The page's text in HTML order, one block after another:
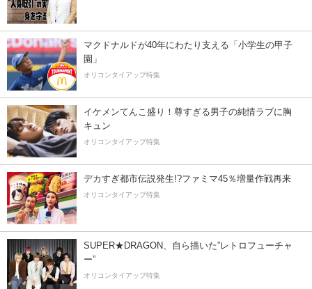
マクドナルドが40年にわたり支える「小学生の甲子
園」
オリコンタイアップ特集
イケメンてんこ盛り！尊すぎる男子の純情ラブに胸
キュン
オリコンタイアップ特集
デカすぎ都市伝説発生!?ファミマ45％増量作戦再来
オリコンタイアップ特集
SUPER★DRAGON、自ら描いた”レトロフューチャ
ー”
オリコンタイアップ特集